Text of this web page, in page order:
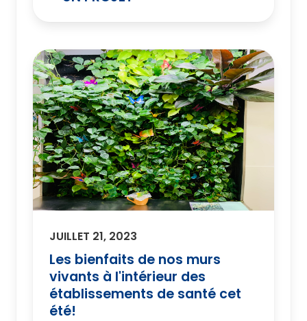
JUILLET 21, 2023
Les bienfaits de nos murs
vivants à l'intérieur des
établissements de santé cet
été!